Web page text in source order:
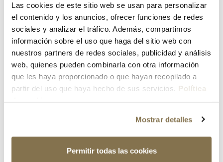
Las cookies de este sitio web se usan para personalizar
el contenido y los anuncios, ofrecer funciones de redes
sociales y analizar el tráfico. Además, compartimos
información sobre el uso que haga del sitio web con
nuestros partners de redes sociales, publicidad y análisis
web, quienes pueden combinarla con otra información
que les haya proporcionado o que hayan recopilado a
partir del uso que haya hecho de sus servicios. Política
Mostrar detalles
Permitir todas las cookies
¿Has olvidado tu contraseña?